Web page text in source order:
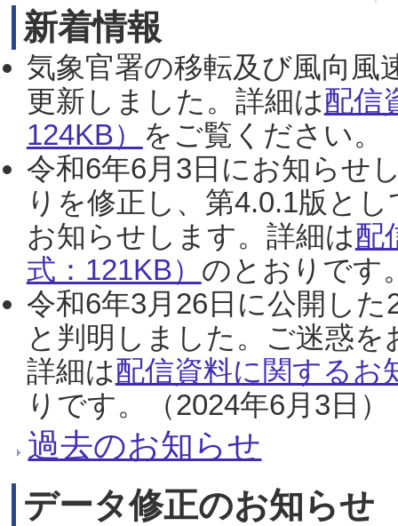
新着情報
気象官署の移転及び風向風
更新しました。詳細は配信
124KB） をご覧ください。
令和6年6月3日にお知らせ
りを修正し、第4.0.1版と
お知らせします。詳細は配
式：121KB） のとおりです
令和6年3月26日に公開し
と判明しました。ご迷惑
詳細は配信資料に関するお
りです。（2024年6月3日）
過去のお知らせ
データ修正のお知らせ